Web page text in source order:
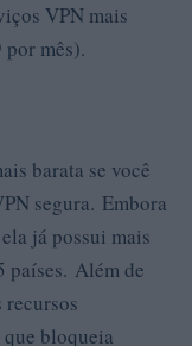
VPN mais
por mês).
barata se você
segura. Embora
já possui mais
países. Além de
recursos
bloqueia